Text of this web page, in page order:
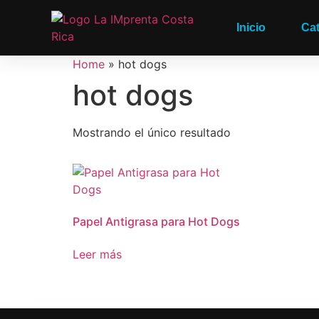
Inicio
Home » hot dogs
hot dogs
Mostrando el único resultado
Papel Antigrasa para Hot Dogs
Leer más